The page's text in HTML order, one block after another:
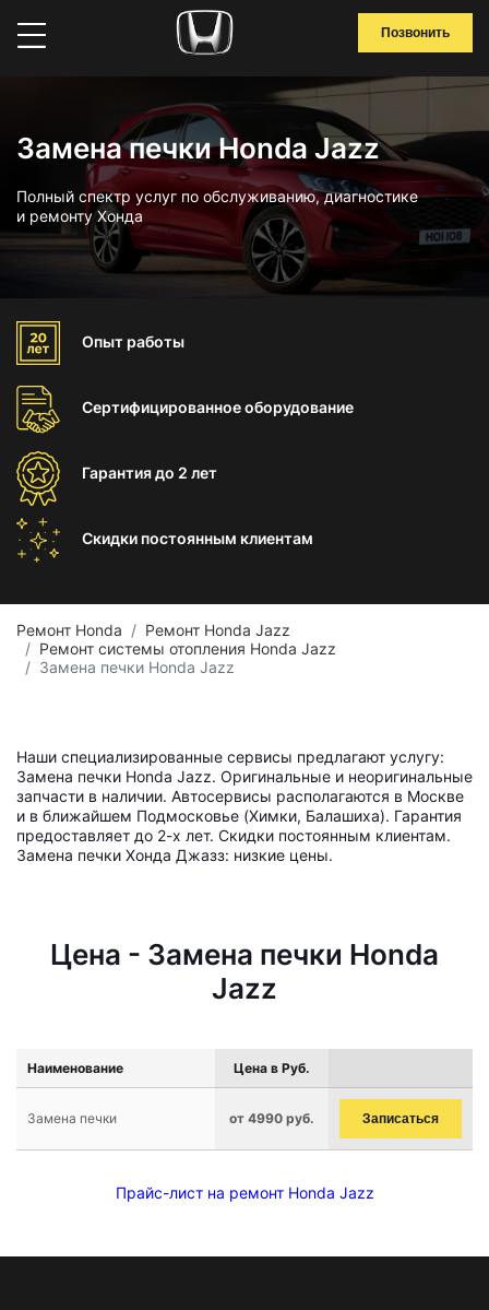
Позвонить
Замена печки Honda Jazz
Полный спектр услуг по обслуживанию, диагностике
и ремонту Хонда
Опыт работы
Сертифицированноеоборудование
Гарантиядо 2 лет
Скидки постоянным клиентам
Ремонт Honda
Ремонт Honda Jazz
Ремонт системы отопления Honda Jazz
Замена печки Honda Jazz
Наши специализированные сервисы предлагают услугу:
Замена печки Honda Jazz. Оригинальные и неоригинальные
запчасти в наличии. Автосервисы располагаются в Москве
и в ближайшем Подмосковье (Химки, Балашиха). Гарантия
предоставляет до 2-х лет. Скидки постоянным клиентам.
Замена печки Хонда Джазз: низкие цены.
Цена - Замена печки Honda
Jazz
Наименование Цена в Руб.
Замена печки от 4990 руб. Записаться
Прайс-лист на ремонт Honda Jazz